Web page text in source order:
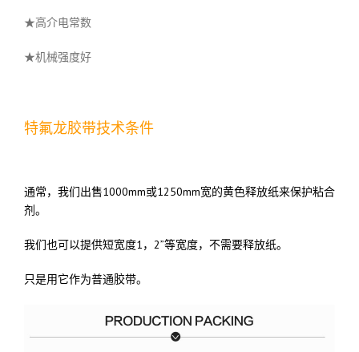
★高介电常数
★机械强度好
特氟龙胶带技术条件
通常，我们出售1000mm或1250mm宽的黄色释放纸来保护粘合
剂。
我们也可以提供短宽度1，2”等宽度，不需要释放纸。
只是用它作为普通胶带。